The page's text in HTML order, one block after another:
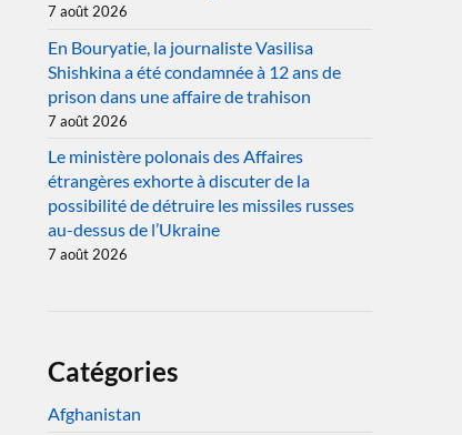
7 août 2026
En Bouryatie, la journaliste Vasilisa
Shishkina a été condamnée à 12 ans de
prison dans une affaire de trahison
7 août 2026
Le ministère polonais des Affaires
étrangères exhorte à discuter de la
possibilité de détruire les missiles russes
au-dessus de l’Ukraine
7 août 2026
Catégories
Afghanistan